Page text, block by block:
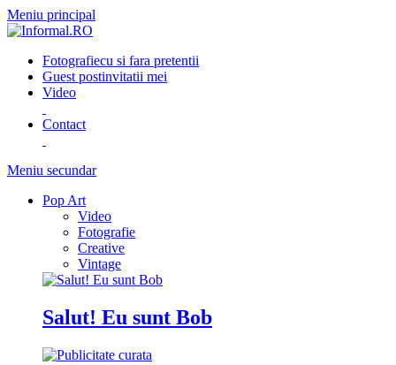
Meniu principal
Fotografiecu si fara pretentii
Guest postinvitatii mei
Video
Contact
Meniu secundar
Pop Art
Video
Fotografie
Creative
Vintage
Salut! Eu sunt Bob